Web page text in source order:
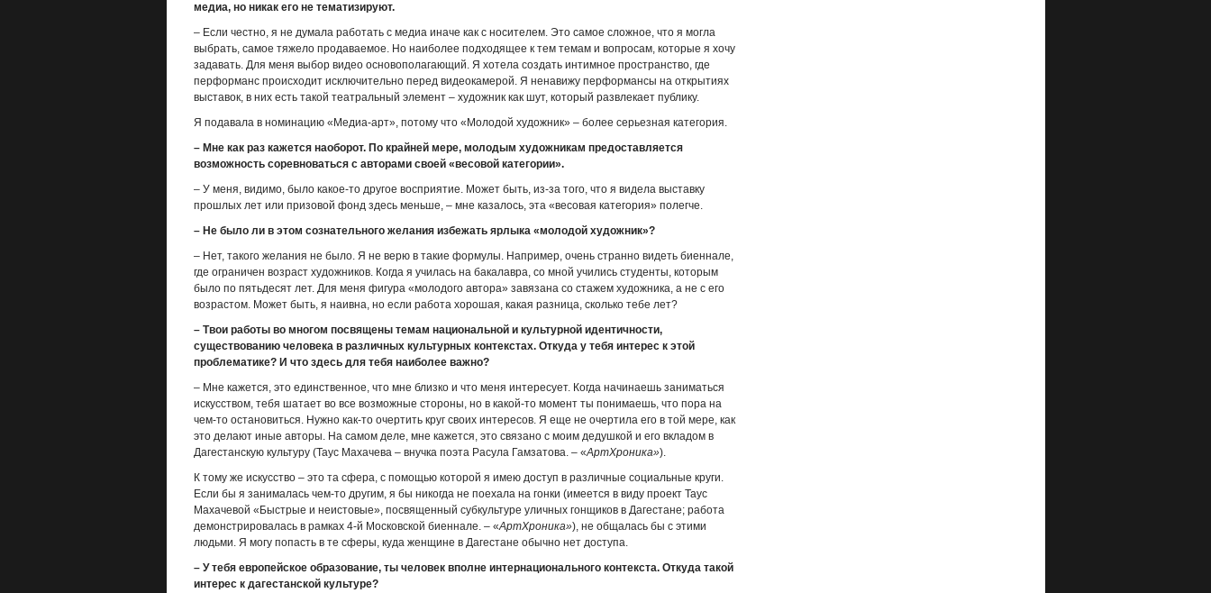
медиа, но никак его не тематизируют.
– Если честно, я не думала работать с медиа иначе как с носителем. Это самое сложное, что я могла
выбрать, самое тяжело продаваемое. Но наиболее подходящее к тем темам и вопросам, которые я хочу
задавать. Для меня выбор видео основополагающий. Я хотела создать интимное пространство, где
перформанс происходит исключительно перед видеокамерой. Я ненавижу перформансы на открытиях
выставок, в них есть такой театральный элемент – художник как шут, который развлекает публику.
Я подавала в номинацию «Медиа-арт», потому что «Молодой художник» – более серьезная категория.
– Мне как раз кажется наоборот. По крайней мере, молодым художникам предоставляется
возможность соревноваться с авторами своей «весовой категории».
– У меня, видимо, было какое-то другое восприятие. Может быть, из-за того, что я видела выставку
прошлых лет или призовой фонд здесь меньше, – мне казалось, эта «весовая категория» полегче.
– Не было ли в этом сознательного желания избежать ярлыка «молодой художник»?
– Нет, такого желания не было. Я не верю в такие формулы. Например, очень странно видеть биеннале,
где ограничен возраст художников. Когда я училась на бакалавра, со мной учились студенты, которым
было по пятьдесят лет. Для меня фигура «молодого автора» завязана со стажем художника, а не с его
возрастом. Может быть, я наивна, но если работа хорошая, какая разница, сколько тебе лет?
– Твои работы во многом посвящены темам национальной и культурной идентичности,
существованию человека в различных культурных контекстах. Откуда у тебя интерес к этой
проблематике? И что здесь для тебя наиболее важно?
– Мне кажется, это единственное, что мне близко и что меня интересует. Когда начинаешь заниматься
искусством, тебя шатает во все возможные стороны, но в какой-то момент ты понимаешь, что пора на
чем-то остановиться. Нужно как-то очертить круг своих интересов. Я еще не очертила его в той мере, как
это делают иные авторы. На самом деле, мне кажется, это связано с моим дедушкой и его вкладом в
Дагестанскую культуру (Таус Махачева – внучка поэта Расула Гамзатова. – «АртХроника»).
К тому же искусство – это та сфера, с помощью которой я имею доступ в различные социальные круги.
Если бы я занималась чем-то другим, я бы никогда не поехала на гонки (имеется в виду проект Таус
Махачевой «Быстрые и неистовые», посвященный субкультуре уличных гонщиков в Дагестане; работа
демонстрировалась в рамках 4-й Московской биеннале. – «АртХроника»), не общалась бы с этими
людьми. Я могу попасть в те сферы, куда женщине в Дагестане обычно нет доступа.
– У тебя европейское образование, ты человек вполне интернационального контекста. Откуда такой
интерес к дагестанской культуре?